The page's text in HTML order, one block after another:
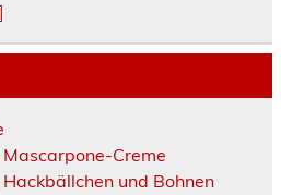
Creme
und Bohnen